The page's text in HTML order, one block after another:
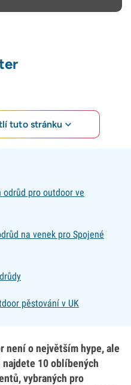
tuto stránku
pro outdoor ve
na venek pro Spojené
pěstování v UK
není o největším hype, ale
10 oblíbených
vybraných pro